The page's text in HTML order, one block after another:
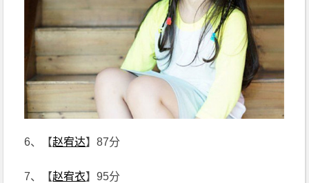
6、【赵宥达】87分
7、【赵宥衣】95分